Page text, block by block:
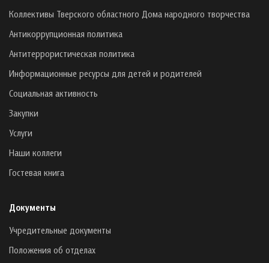
Коллективы Тверского областного Дома народного творчества
Антикоррупционная политика
Антитеррористическая политика
Информационные ресурсы для детей и родителей
Социальная активность
Закупки
Услуги
Наши коллеги
Гостевая книга
Документы
Учредительные документы
Положения об отделах